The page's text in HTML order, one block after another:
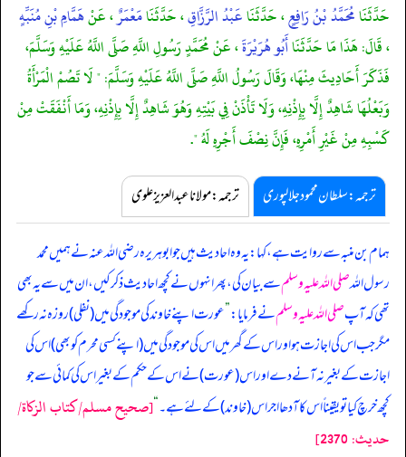
حَدَّثَنَامُحَمَّدُ بْنُ رَافِعٍ، حَدَّثَنَاعَبْدُ الرَّزَّاقِ، حَدَّثَنَامَعْمَرٌ، عَنْهَمَّامِ بْنِ مُنَبِّهٍ
، قَالَ: هَذَا مَا حَدَّثَنَاأَبُو هُرَيْرَةَ، عَنْ مُحَمَّدٍ رَسُولِ اللَّهِ صَلَّى اللَّهُ عَلَيْهِ وَسَلَّمَ،
فَذَكَرَ أَحَادِيثَ مِنْهَا، وَقَالَ رَسُولُ اللَّهِ صَلَّى اللَّهُ عَلَيْهِ وَسَلَّمَ: " لَا تَصُمْ الْمَرْأَةُ
وَبَعْلُهَا شَاهِدٌ إِلَّا بِإِذْنِهِ، وَلَا تَأْذَنْ فِي بَيْتِهِ وَهُوَ شَاهِدٌ إِلَّا بِإِذْنِهِ، وَمَا أَنْفَقَتْ مِنْ
كَسْبِهِ مِنْ غَيْرِ أَمْرِهِ، فَإِنَّ نِصْفَ أَجْرِهِ لَهُ ".
ترجمہ:سلطان محمود جلالپوری ترجمہ:مولانا عبدالعزیز علوی
ہمام بن منبہ سے روایت ہے، کہا: یہ وہ احادیث ہیں جو ابوہریرہ رضی اللہ عنہ نے ہمیں محمد
رسول اللہصلی اللہ علیہ وسلمسے بیان کی، پھر انہوں نے کچھ احادیث ذکر کیں، ان میں سے یہ بھی
تھی کہ آپصلی اللہ علیہ وسلمنے فرمایا:”عورت اپنے خاوند کی موجودگی میں (نفلی) روزہ نہ رکھے
مگر جب اس کی اجازت ہو اور اس کے گھر میں اس کی موجودگی میں (اپنے کسی محرم کو بھی) اس کی
اجازت کے بغیر نہ آنے دے اور اس (عورت) نے اس کے حکم کے بغیر اس کی کمائی سے جو
کچھ خرچ کیا تو یقیناً اس کا آدھا اجر اس (خاوند) کے لئے ہے۔“[صحيح مسلم/كتاب الزكاة/
حدیث: 2370]